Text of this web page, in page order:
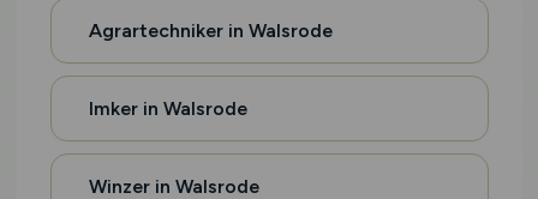
Agrartechniker in Walsrode
Imker in Walsrode
Winzer in Walsrode